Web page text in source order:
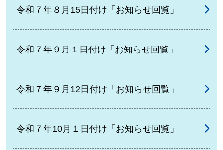
令和７年８月15日付け「お知らせ回覧」
令和７年９月１日付け「お知らせ回覧」
令和７年９月12日付け「お知らせ回覧」
令和７年10月１日付け「お知らせ回覧」